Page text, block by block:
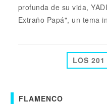
profunda de su vida,
Extraño Papá", un tema
LOS
FLAMENCO